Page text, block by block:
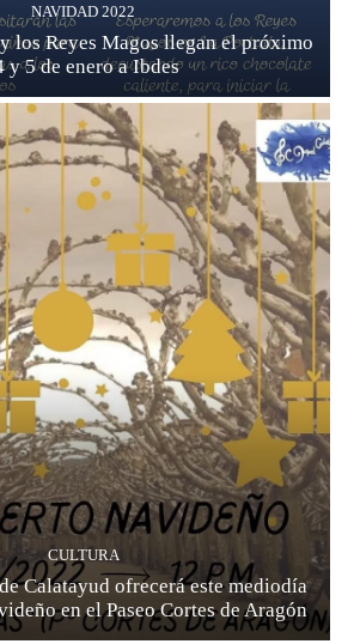
NAVIDAD 2022
los Reyes Magos llegan el próximo
y 5 de enero a Ibdes
CULTURA
Calatayud ofrecerá este mediodía
en el Paseo Cortes de Aragón